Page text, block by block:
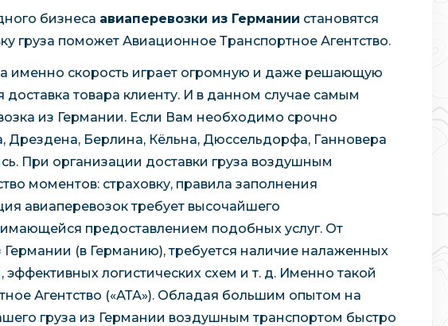
бизнеса авиаперевозки из Германии становятся
груза поможет Авиационное Транспортное Агентство.
именно скорость играет огромную и даже решающую
доставка товара клиенту. И в данном случае самым
из Германии. Если Вам необходимо срочно
Дрездена, Берлина, Кёльна, Дюссельдорфа, Ганновера
При организации доставки груза воздушным
моментов: страховку, правила заполнения
авиаперевозок требует высочайшего
предоставлением подобных услуг. От
(в Германию), требуется наличие налаженных
логистических схем и т. д. Именно такой
Агентство («АТА»). Обладая большим опытом на
груза из Германии воздушным транспортом быстро